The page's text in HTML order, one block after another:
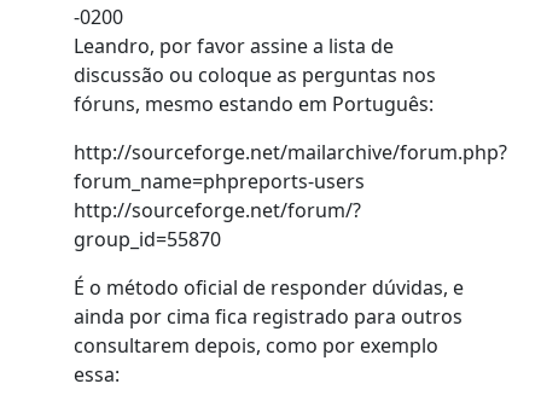
-0200
Leandro, por favor assine a lista de
discussão ou coloque as perguntas nos
fóruns, mesmo estando em Português:
http://sourceforge.net/mailarchive/forum.php?
forum_name=phpreports-users
http://sourceforge.net/forum/?
group_id=55870
É o método oficial de responder dúvidas, e
ainda por cima fica registrado para outros
consultarem depois, como por exemplo
essa: